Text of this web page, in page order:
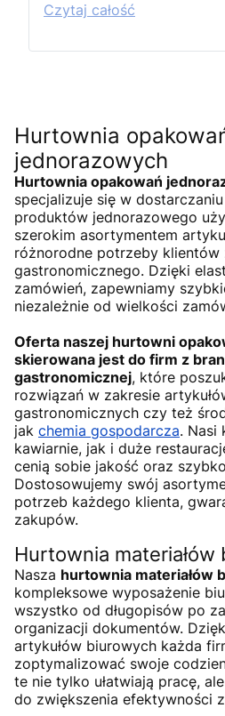
Czytaj całość
Hurtownia
jednorazowych
Hurtownia opakowań
specjalizuje się w
produktów jednorazowego
szerokim asortymentem
różnorodne potrzeby
gastronomicznego. Dzięki
zamówień, zapewniamy
niezależnie od wielkości
Oferta naszej hurtowni
skierowana jest do firm z
gastronomicznej, które
rozwiązań w zakresie
gastronomicznych czy też
jak chemia gospodarcza. Nasi
kawiarnie, jak i duże
cenią sobie jakość oraz
Dostosowujemy swój
potrzeb każdego klienta,
zakupów.
Hurtownia materiałów
Nasza hurtownia materiałów
kompleksowe wyposażenie
wszystko od długopisów po
organizacji dokumentów.
artykułów biurowych każda
zoptymalizować swoje
te nie tylko ułatwiają pracę,
do zwiększenia efektywności